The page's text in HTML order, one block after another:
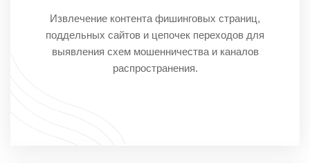
Извлечение контента фишинговых страниц,
поддельных сайтов и цепочек переходов для
выявления схем мошенничества и каналов
распространения.